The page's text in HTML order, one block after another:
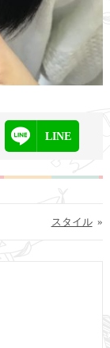
LINE
»
スタイル